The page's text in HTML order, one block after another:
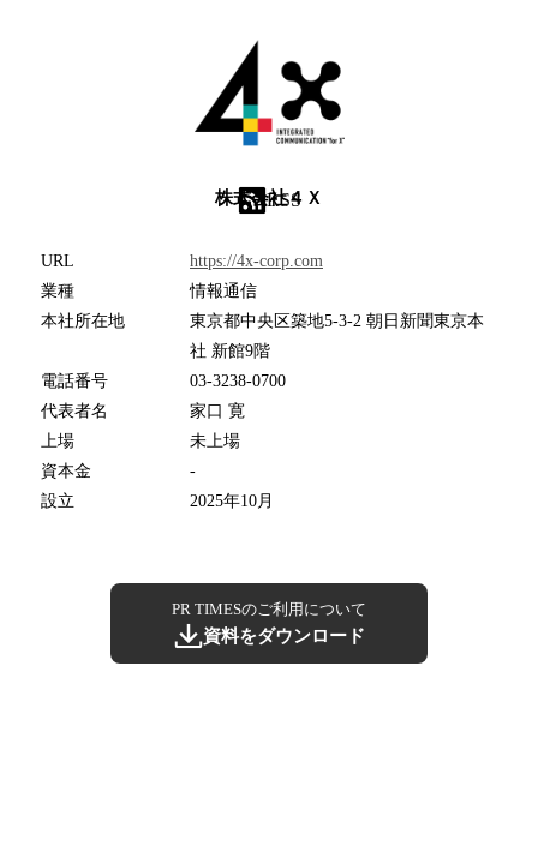
株式会社４Ｘ
RSS
URL
https://4x-corp.com
業種
情報通信
本社所在地
東京都中央区築地5-3-2 朝日新聞東京本
社 新館9階
電話番号
03-3238-0700
代表者名
家口 寛
上場
未上場
資本金
-
設立
2025年10月
PR TIMESのご利用について
資料をダウンロード